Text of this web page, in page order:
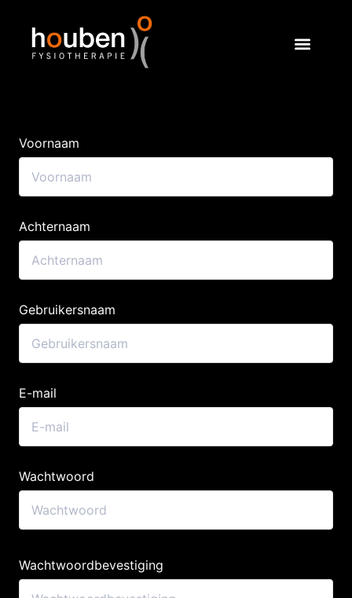
Voornaam
Achternaam
Gebruikersnaam
E-mail
Wachtwoord
Wachtwoordbevestiging